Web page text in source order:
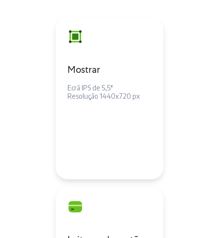
Mostrar
Ecrã IPS de 5,5"
Resolução 1440x720 px